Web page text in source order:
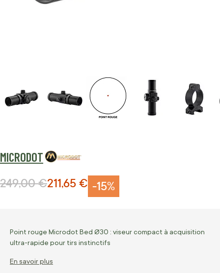
MICRODOT
-15%
Prix Spécial
211,65 €
Prix normal
249,00 €
Point rouge Microdot Bed Ø30 : viseur compact à acquisition
ultra-rapide pour tirs instinctifs
En savoir plus